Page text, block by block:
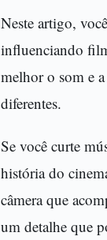
Neste artigo,
influenciando
melhor o som e
diferentes.
Se você curte
história do
câmera que
um detalhe que